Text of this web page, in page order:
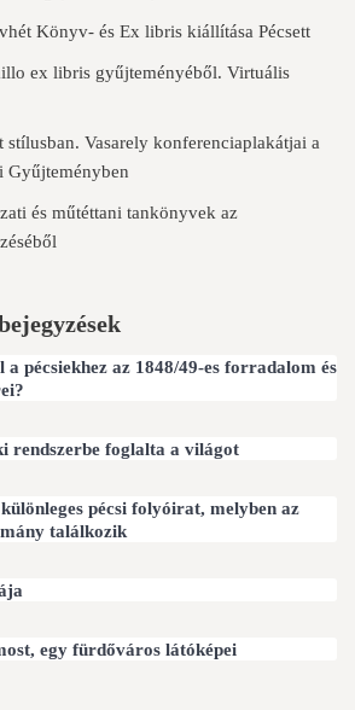
Könyv- és Ex libris kiállítása Pécsett
ex libris gyűjteményéből. Virtuális
Vasarely konferenciaplakátjai a
Gyűjteményben
és műtéttani tankönyvek az
pécsiekhez az 1848/49-es forradalom és
rendszerbe foglalta a világot
pécsi folyóirat, melyben az
találkozik
egy fürdőváros látóképei